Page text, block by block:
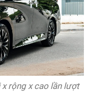
rộng x cao lần lượt